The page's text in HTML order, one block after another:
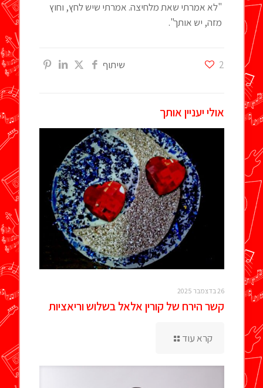
"לא אמרתי שאת מלחיצה. אמרתי שיש לחץ, וחוץ
מזה, יש אותך".
שיתוף 2
אולי יעניין אותך
26 בדצמבר 2025
קשר הירח של קורין אלאל בשלוש וריאציות
קרא עוד